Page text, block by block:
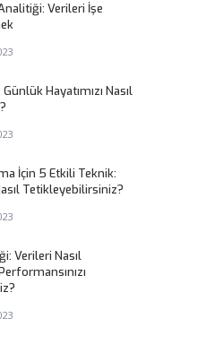
Verileri İşe
Hayatımızı Nasıl
İçin 5 Etkili Teknik:
Tetikleyebilirsiniz?
Verileri Nasıl